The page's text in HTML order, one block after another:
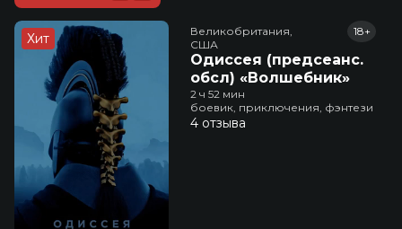
Хит
Великобритания,
США
Одиссея (предсеанс.
обсл) «Волшебник»
18+
2 ч 52 мин
боевик, приключения, фэнтези
4 отзыва